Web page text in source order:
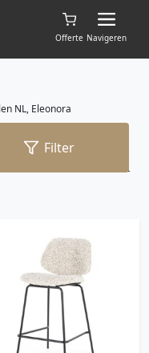
Offerte Navigeren
NL, Eleonora
Filter